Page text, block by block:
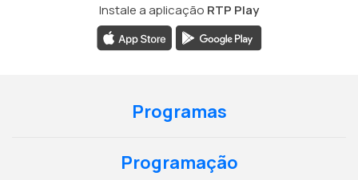
Instale a aplicação RTP Play
Programas
Programação